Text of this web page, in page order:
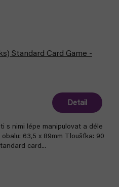
Standard Card Game -
Detail
s nimi lépe manipulovat a déle
63,5 x 89mm Tloušťka: 90
card...